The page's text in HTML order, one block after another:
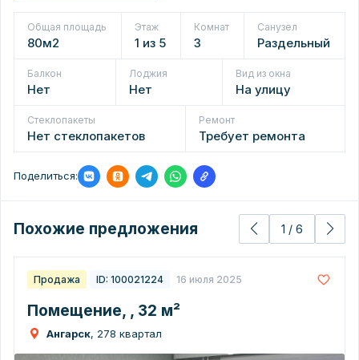
Общая площадь
80м2
Этаж
1 из 5
Комнат
3
Санузел
Раздельный
Балкон
Нет
Лоджия
Нет
Вид из окна
На улицу
Стеклопакеты
Нет стеклопакетов
Ремонт
Требует ремонта
Поделиться:
Похожие предложения 1 / 6
Продажа ID: 100021224 16 июля 2025
Помещение, , 32 м²
Ангарск, 278 квартал